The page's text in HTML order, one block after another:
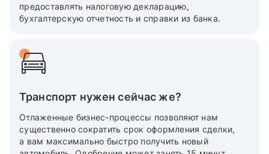
предоставлять налоговую декларацию,
бухгалтерскую отчетность и справки из банка.
Транспорт нужен сейчас же?
Отлаженные бизнес-процессы позволяют нам
существенно сократить срок оформления сделки,
а вам максимально быстро получить новый